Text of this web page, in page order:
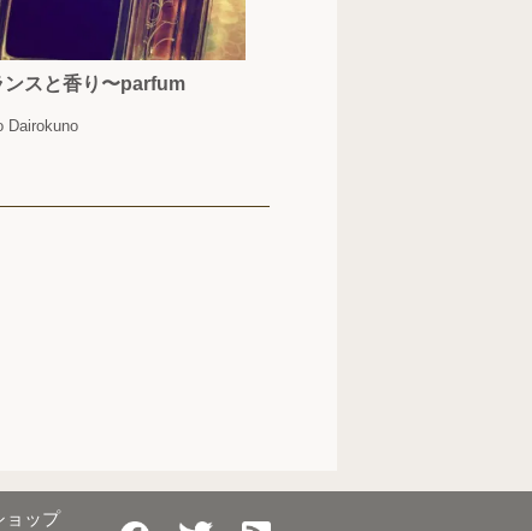
ンスと香り〜parfum
Dairokuno
ョップ